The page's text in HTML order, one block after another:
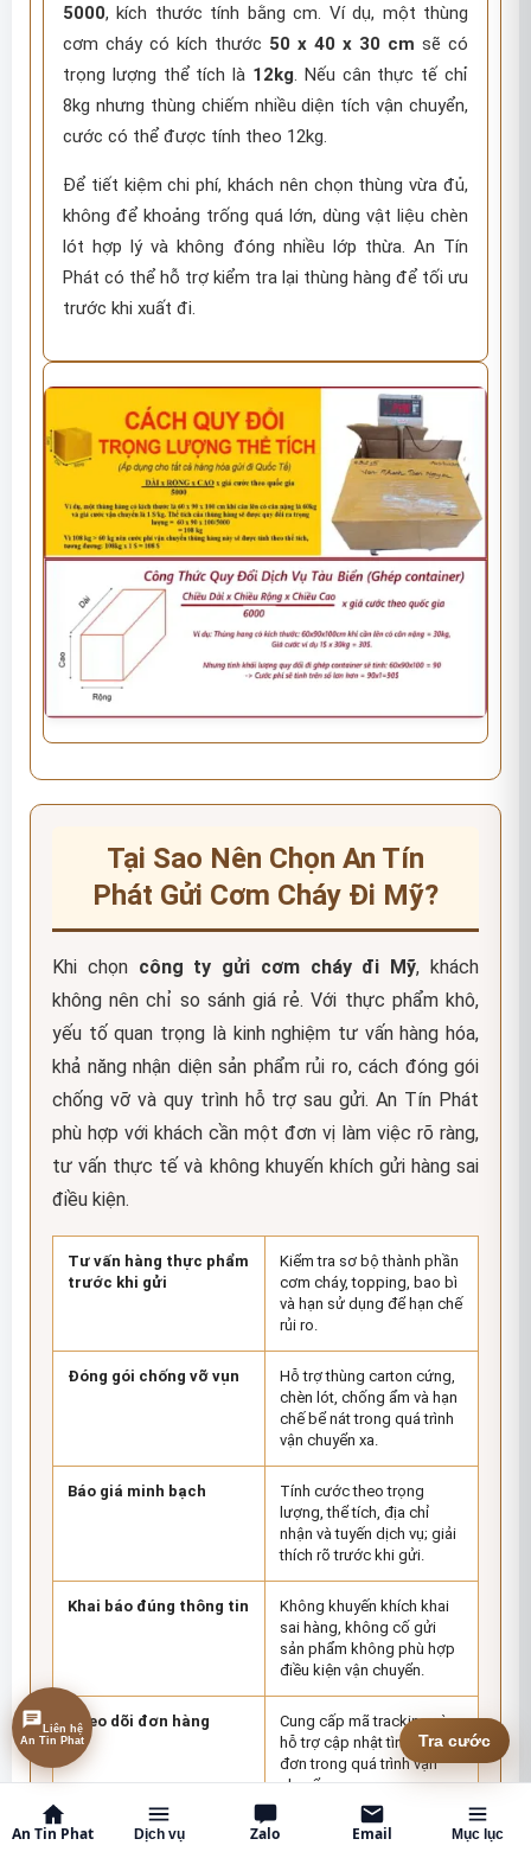
5000, kích thước tính bằng cm. Ví dụ, một thùng
cơm cháy có kích thước 50 x 40 x 30 cm sẽ có
trọng lượng thể tích là 12kg. Nếu cân thực tế chỉ
8kg nhưng thùng chiếm nhiều diện tích vận chuyển,
cước có thể được tính theo 12kg.
Để tiết kiệm chi phí, khách nên chọn thùng vừa đủ,
không để khoảng trống quá lớn, dùng vật liệu chèn
lót hợp lý và không đóng nhiều lớp thừa. An Tín
Phát có thể hỗ trợ kiểm tra lại thùng hàng để tối ưu
trước khi xuất đi.
Tại Sao Nên Chọn An Tín
Phát Gửi Cơm Cháy Đi Mỹ?
Khi chọn công ty gửi cơm cháy đi Mỹ, khách
không nên chỉ so sánh giá rẻ. Với thực phẩm khô,
yếu tố quan trọng là kinh nghiệm tư vấn hàng hóa,
khả năng nhận diện sản phẩm rủi ro, cách đóng gói
chống vỡ và quy trình hỗ trợ sau gửi. An Tín Phát
phù hợp với khách cần một đơn vị làm việc rõ ràng,
tư vấn thực tế và không khuyến khích gửi hàng sai
điều kiện.
Tư vấn hàng thực phẩm
trước khi gửi
Kiểm tra sơ bộ thành phần
cơm cháy, topping, bao bì
và hạn sử dụng để hạn chế
rủi ro.
Đóng gói chống vỡ vụn
Hỗ trợ thùng carton cứng,
chèn lót, chống ẩm và hạn
chế bể nát trong quá trình
vận chuyển xa.
Báo giá minh bạch
Tính cước theo trọng
lượng, thể tích, địa chỉ
nhận và tuyến dịch vụ; giải
thích rõ trước khi gửi.
Khai báo đúng thông tin
Không khuyến khích khai
sai hàng, không cố gửi
sản phẩm không phù hợp
điều kiện vận chuyển.
Theo dõi đơn hàng
Cung cấp mã tracking và
hỗ trợ cập nhật tình trạng
đơn trong quá trình vận
chuyển.
An Tin Phat Dịch vụ Zalo Email Mục lục
Tra cước
Liên hệ
An Tin Phat